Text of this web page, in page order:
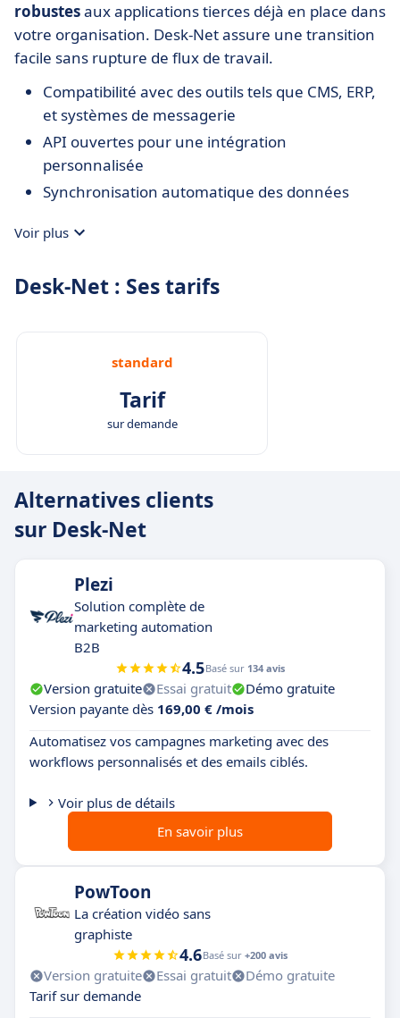
robustesaux applications tierces déjà en place dans
votre organisation. Desk-Net assure une transition
facile sans rupture de flux de travail.
Compatibilité avec des outils tels que CMS, ERP,
et systèmes de messagerie
API ouvertes pour une intégration
personnalisée
Synchronisation automatique des données
Voir plus
Desk-Net : Ses tarifs
standard
Tarif
sur demande
Alternatives clients
sur Desk-Net
Plezi
Solution complète de
marketing automation
B2B
4.5Basé sur 134 avis
Version gratuite Essai gratuit
Démo gratuite
Version payante dès 169,00 € /mois
Automatisez vos campagnes marketing avec des
workflows personnalisés et des emails ciblés.
Voir plus de détails
En savoir plus
PowToon
La création vidéo sans
graphiste
4.6Basé sur +200 avis
Version gratuite Essai gratuit
Démo gratuite
Tarif sur demande